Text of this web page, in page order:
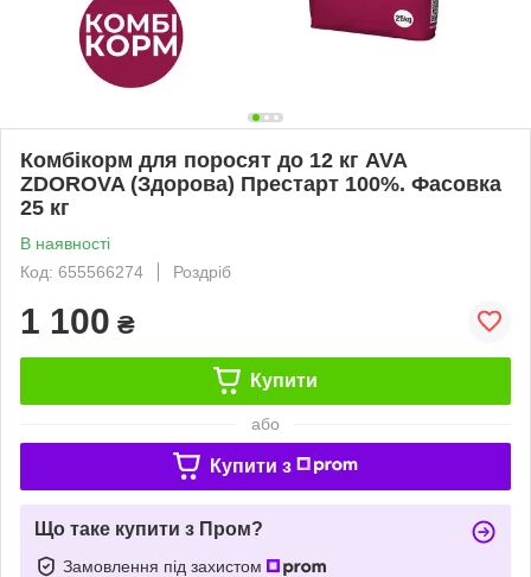
Комбікорм для поросят до 12 кг AVA
ZDOROVA (Здорова) Престарт 100%. Фасовка
25 кг
В наявності
Код: 655566274
Роздріб
1 100 ₴
Купити
або
Купити з
Що таке купити з Пром?
Замовлення під захистом